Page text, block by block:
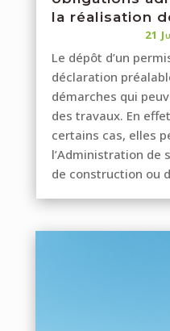
la réalisation
21
Le dépôt d’un
déclaration
démarches qui
des travaux. En
certains cas, elles
l’Administration de
de construction ou